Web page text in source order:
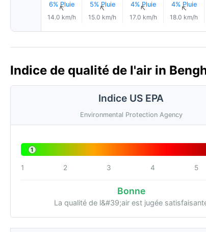
6% Pluie
↑
14.0 km/h
5% Pluie
↑
15.0 km/h
4% Pluie
↑
17.0 km/h
4% Pluie
↑
18.0 km/h
Indice de qualité de l'air in
Indice US EPA
Environmental Protection Agency
1
1 2 3 4 5
Bonne
La qualité de l&#39;air est jugée